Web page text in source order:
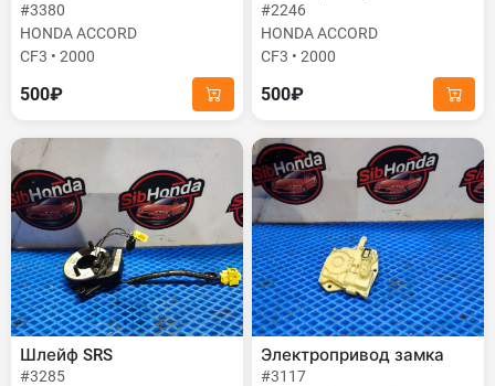
#3380
HONDA ACCORD
CF3 • 2000
500₽
#2246
HONDA ACCORD
CF3 • 2000
500₽
Шлейф SRS
#3285
Электропривод замка
#3117